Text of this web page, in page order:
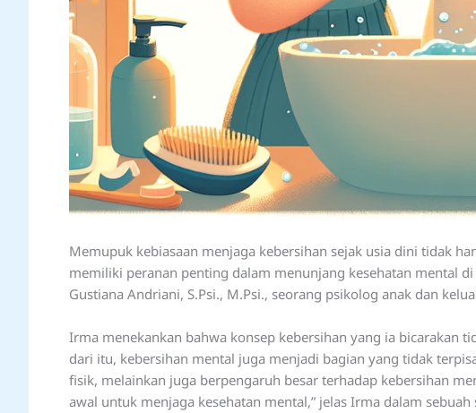
Memupuk kebiasaan menjaga kebersihan sejak usia dini tidak
memiliki peranan penting dalam menunjang kesehatan mental
Gustiana Andriani, S.Psi., M.Psi., seorang psikolog anak dan
Irma menekankan bahwa konsep kebersihan yang ia bicarakan
dari itu, kebersihan mental juga menjadi bagian yang tidak
fisik, melainkan juga berpengaruh besar terhadap kebersihan
awal untuk menjaga kesehatan mental,” jelas Irma dalam